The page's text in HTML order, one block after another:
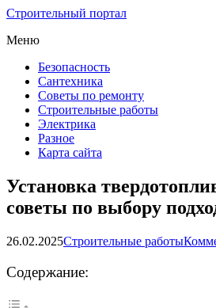
Строительный портал
Меню
Безопасность
Сантехника
Советы по ремонту
Строительные работы
Электрика
Разное
Карта сайта
Установка
советы по выбору
26.02.2025Строительные работы
Содержание: